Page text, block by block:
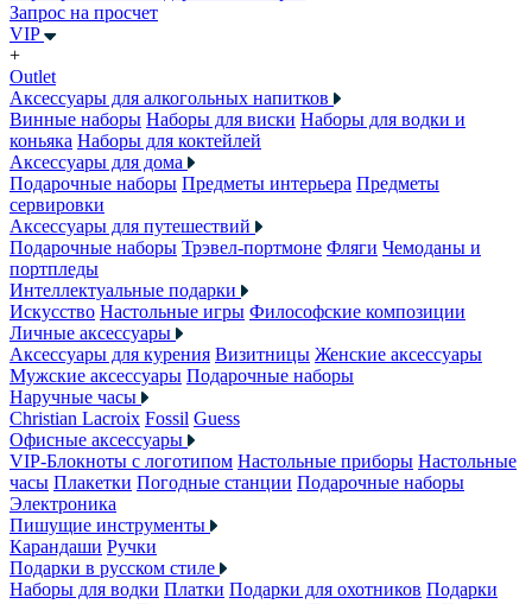
Запрос на просчет
VIP
+
Outlet
Аксессуары для алкогольных напитков
Винные наборы Наборы для виски Наборы для водки и
коньяка Наборы для коктейлей
Аксессуары для дома
Подарочные наборы Предметы интерьера Предметы
сервировки
Аксессуары для путешествий
Подарочные наборы Трэвел-портмоне Фляги Чемоданы и
портпледы
Интеллектуальные подарки
Искусство Настольные игры Философские композиции
Личные аксессуары
Аксессуары для курения Визитницы Женские аксессуары
Мужские аксессуары Подарочные наборы
Наручные часы
Christian Lacroix Fossil Guess
Офисные аксессуары
VIP-Блокноты с логотипом Настольные приборы Настольные
часы Плакетки Погодные станции Подарочные наборы
Электроника
Пишущие инструменты
Карандаши Ручки
Подарки в русском стиле
Наборы для водки Платки Подарки для охотников Подарки